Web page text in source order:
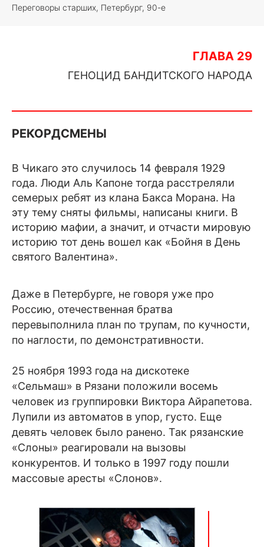
Переговоры старших, Петербург, 90-е
ГЛАВА 29
ГЕНОЦИД БАНДИТСКОГО НАРОДА
РЕКОРДСМЕНЫ
В Чикаго это случилось 14 февраля 1929
года. Люди Аль Капоне тогда расстреляли
семерых ребят из клана Бакса Морана. На
эту тему сняты фильмы, написаны книги. В
историю мафии, а значит, и отчасти мировую
историю тот день вошел как «Бойня в День
святого Валентина».
Даже в Петербурге, не говоря уже про
Россию, отечественная братва
перевыполнила план по трупам, по кучности,
по наглости, по демонстративности.
25 ноября 1993 года на дискотеке
«Сельмаш» в Рязани положили восемь
человек из группировки Виктора Айрапетова.
Лупили из автоматов в упор, густо. Еще
девять человек было ранено. Так рязанские
«Слоны» реагировали на вызовы
конкурентов. И только в 1997 году пошли
массовые аресты «Слонов».